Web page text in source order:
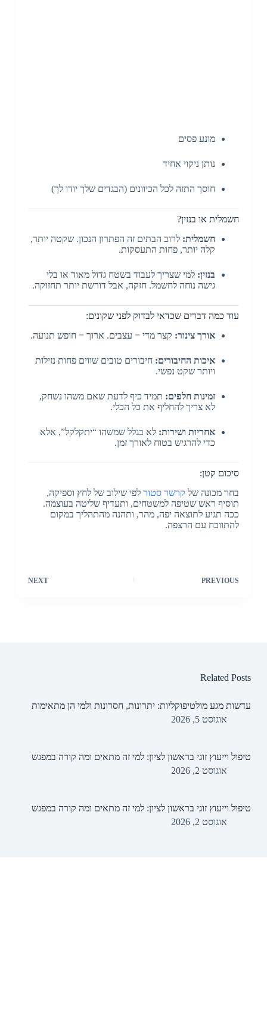
מונע פסים
נותן ניקוי אחיד
חוסך התזה לכל הכיוונים (הבגדים שלך יודו לך)
חשמלית או בנזין?
חשמלית: לרוב הבתים זה הפתרון הנכון. שקטה יותר,
קלה יותר, פחות התעסקות.
בנזין: למי שצריך לעבוד בשטח גדול מאוד או בלי
גישה נוחה לחשמל. חזקה, אבל דורשת יותר תחזוקה.
עוד כמה דברים שכדאי לבדוק לפני שקונים:
אורך צינור: קצר מדי = עצבים. ארוך = חופש תנועה.
איכות החיבורים: חיבורים טובים שווים פחות נזילות
ויותר שקט נפשי.
זמינות חלפים: תמיד כיף לדעת שאם משהו נשחק,
לא צריך להחליף את כל הכלי.
אחריות ושירות: לא בגלל שמשהו “יתקלקל”, אלא
כדי להרגיש בטוח לאורך זמן.
סיכום קטן:
בחר מכונה של קרשר סטורלפי שילוב של לחץ וספיקה,
תוסיף ראש שטיפה למשטחים, ותעדיף שליטה בעוצמה.
ככה תגיע לתוצאה יפה, מהר, ותהנה מהתהליך במקום
להתווכח עם הרצפה.
PREVIOUS
NEXT
Related Posts
עדשות מגע מולטיפוקליות: יתרונות, חסרונות ולמי הן מתאימות
אוגוסט 5, 2026
טיפול וייעוץ זוגי בראשון לציון: למי זה מתאים ומה קורה במפגש
אוגוסט 2, 2026
טיפול וייעוץ זוגי בראשון לציון: למי זה מתאים ומה קורה במפגש
אוגוסט 2, 2026